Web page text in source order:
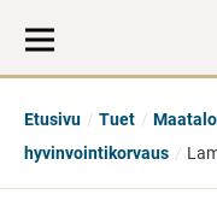
Etusivu Tuet
hyvinvointikorvaus